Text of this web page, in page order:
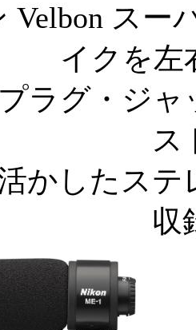
Velbon ス
イクを左
ラグ・ジ
ス
かしたス
収